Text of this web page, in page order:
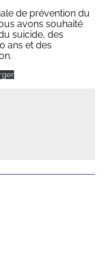
de prévention du
avons souhaité
suicide, des
ans et des